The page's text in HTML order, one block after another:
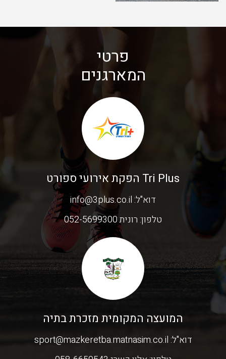
פרטי
המארגנים
Tri Plus הפקת אירועי ספורט
דוא"ל: info@3plus.co.il
טלפון: רונית 052-5699300
המועצה המקומית מזכרת בתיה
דוא"ל: sport@mazkeretba.matnasim.co.il